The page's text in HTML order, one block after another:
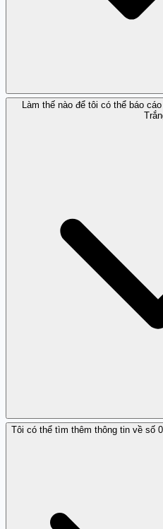
Họ thực hiện các cuộc gọi
Làm thế nào để tôi có thể báo
Bạn có thể gửi thông tin qua
Tôi có thể tìm thêm thông tin về số